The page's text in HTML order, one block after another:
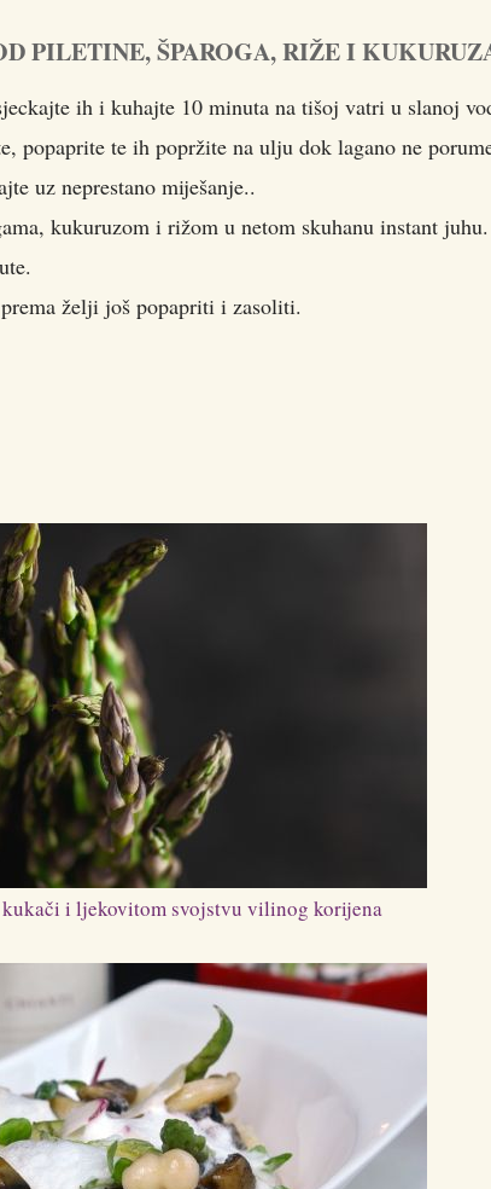
PILETINE, ŠPAROGA, RIŽE I
ih i kuhajte 10 minuta na tišoj vatri u slanoj
popaprite te ih popržite na ulju dok lagano ne
uz neprestano miješanje..
kukuruzom i rižom u netom skuhanu instant
želji još popapriti i zasoliti.
i ljekovitom svojstvu vilinog korijena